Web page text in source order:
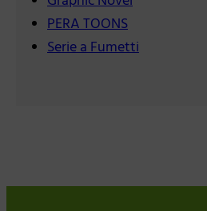
PERA TOONS
Serie a Fumetti